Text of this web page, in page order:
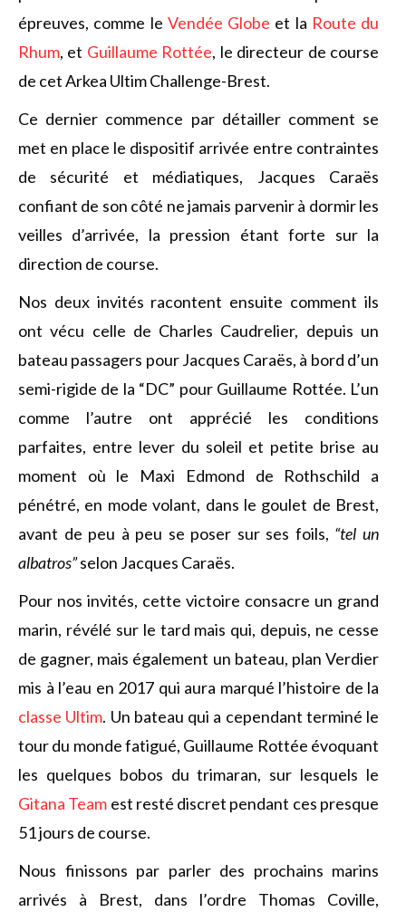
épreuves, comme le Vendée Globe et la Route du
Rhum, et Guillaume Rottée, le directeur de course
de cet Arkea Ultim Challenge-Brest.
Ce dernier commence par détailler comment se
met en place le dispositif arrivée entre contraintes
de sécurité et médiatiques, Jacques Caraës
confiant de son côté ne jamais parvenir à dormir les
veilles d’arrivée, la pression étant forte sur la
direction de course.
Nos deux invités racontent ensuite comment ils
ont vécu celle de Charles Caudrelier, depuis un
bateau passagers pour Jacques Caraës, à bord d’un
semi-rigide de la “DC” pour Guillaume Rottée. L’un
comme l’autre ont apprécié les conditions
parfaites, entre lever du soleil et petite brise au
moment où le Maxi Edmond de Rothschild a
pénétré, en mode volant, dans le goulet de Brest,
avant de peu à peu se poser sur ses foils, “tel un
albatros”selon Jacques Caraës.
Pour nos invités, cette victoire consacre un grand
marin, révélé sur le tard mais qui, depuis, ne cesse
de gagner, mais également un bateau, plan Verdier
mis à l’eau en 2017 qui aura marqué l’histoire de la
classe Ultim. Un bateau qui a cependant terminé le
tour du monde fatigué, Guillaume Rottée évoquant
les quelques bobos du trimaran, sur lesquels le
Gitana Team est resté discret pendant ces presque
51 jours de course.
Nous finissons par parler des prochains marins
arrivés à Brest, dans l’ordre Thomas Coville,